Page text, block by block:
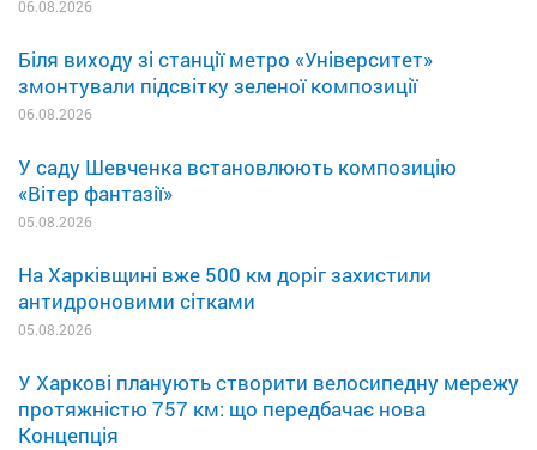
06.08.2026
Біля виходу зі станції метро «Університет»
змонтували підсвітку зеленої композиції
06.08.2026
У саду Шевченка встановлюють композицію
«Вітер фантазії»
05.08.2026
На Харківщині вже 500 км доріг захистили
антидроновими сітками
05.08.2026
У Харкові планують створити велосипедну мережу
протяжністю 757 км: що передбачає нова
Концепція